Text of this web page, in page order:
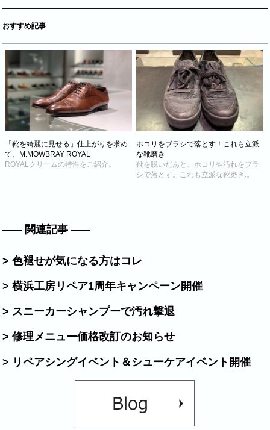
おすすめ記事
「靴を綺麗に見せる」仕上がりを求め
て、M.MOWBRAY ROYAL
ROYALクリームの特性をご紹介。
ホコリをブラシで落とす！これも立派
な靴磨き
靴を脱いだあと、ホコリや汚れをブラ
シで落とす。これも立派な靴磨き.。
関連記事
> 色褪せが気になる方はコレ
> 横浜工房リペア1周年キャンペーン開催
> スニーカーシャンプーで汚れ撃退
> 修理メニュー価格改訂のお知らせ
> リペアシングイベント＆シューケアイベント開催